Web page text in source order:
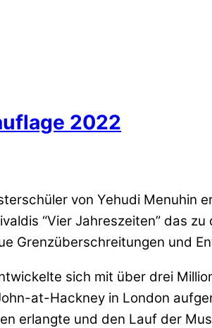
2022
von Yehudi Menuhin
“Vier Jahreszeiten” das
Grenzüberschreitungen und
sich mit über drei
at-Hackney in London
erlangte und den Lauf der